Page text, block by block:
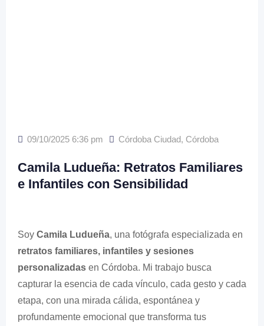
09/10/2025 6:36 pm Córdoba Ciudad, Córdoba
Camila Ludueña: Retratos Familiares
e Infantiles con Sensibilidad
Soy Camila Ludueña, una fotógrafa especializada en
retratos familiares, infantiles y sesiones
personalizadas en Córdoba. Mi trabajo busca
capturar la esencia de cada vínculo, cada gesto y cada
etapa, con una mirada cálida, espontánea y
profundamente emocional que transforma tus